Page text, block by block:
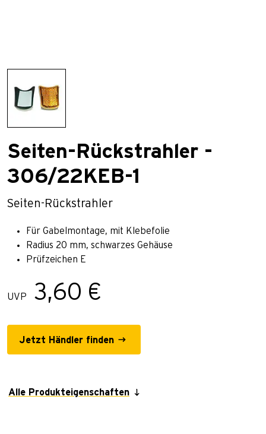
Seiten-Rückstrahler -
306/22KEB-1
Seiten-Rückstrahler
Für Gabelmontage, mit Klebefolie
Radius 20 mm, schwarzes Gehäuse
Prüfzeichen E
UVP 3,60 €
Jetzt Händler finden
Alle Produkteigenschaften